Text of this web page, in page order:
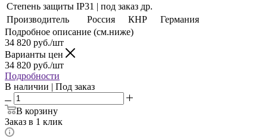
Степень защиты IP31 | под заказ др.
Производитель
Россия КНР
Германия
Подробное описание (см.ниже)
34 820 руб./шт
Варианты цен
34 820 руб./шт
Подробности
В наличии | Под заказ
В корзину
Заказ в 1 клик